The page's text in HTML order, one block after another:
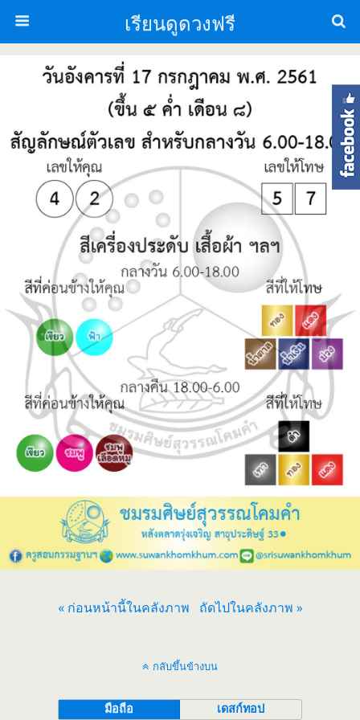
เรียนดูดวงฟรี
« ก่อนหน้านี้ในคลังภาพ ถัดไปในคลังภาพ »
กลับขึ้นข้างบน
มือถือ เดสก์ทอป